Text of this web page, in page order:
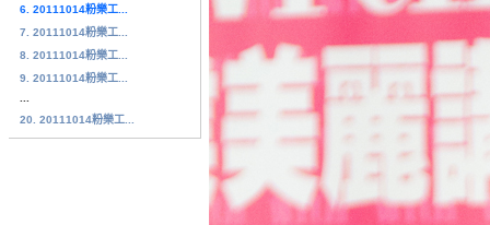
6. 20111014粉樂工...
7. 20111014粉樂工...
8. 20111014粉樂工...
9. 20111014粉樂工...
20. 20111014粉樂工...